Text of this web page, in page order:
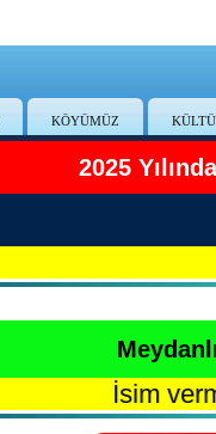
KÖYÜMÜZ
2025
İsim vermek